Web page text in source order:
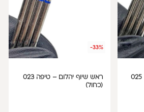
ראש שיוף יהלום – להבה 025
-33%
ראש שיוף יהלום – טיפה 023
(כחול)